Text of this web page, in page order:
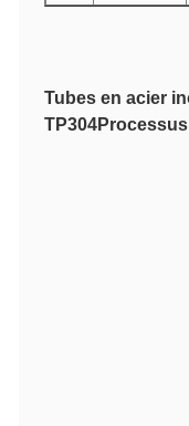
Tubes en acier
TP304